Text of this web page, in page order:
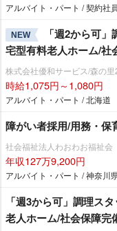
アルバイト・パート / 契約社
NEW
「週2から可
宅型有料老人ホーム/社
株式会社優和サービス/森の里
時給1,075円～1,080円
アルバイト・パート / 北海道
障がい者採用/用務・保
社会福祉法人わおわお福祉会
年収127万9,200円
アルバイト・パート / 神奈川
「週3から可」調理ス
老人ホーム/社会保障完